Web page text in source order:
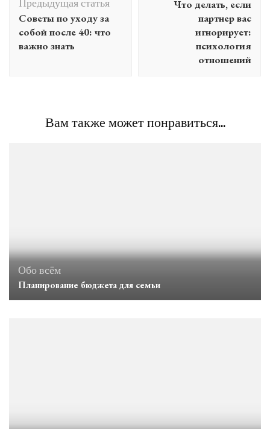
записям
Предыдущая статья
Советы по уходу за
собой после 40: что
важно знать
Что делать, если
партнер вас
игнорирует:
психология
отношений
Вам также может понравиться...
Обо всём
Планирование бюджета для семьи